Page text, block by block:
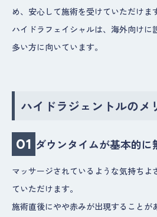
め、安心して施術を受けていただけま
ハイドラフェイシャルは、海外向けに
多い方に向いています。
ハイドラジェントルのメ
01 ダウンタイムが基本的に
マッサージされているような気持ちよ
ていただけます。
施術直後にやや赤みが出現することが